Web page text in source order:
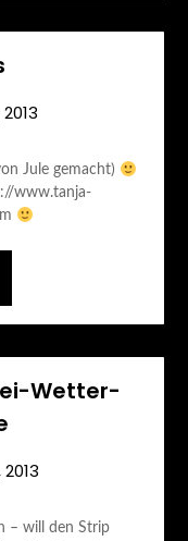
Jule gemacht)
www.tanja-
Wetter-
– will den Strip